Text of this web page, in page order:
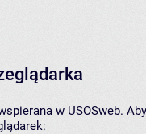
w USOSweb.